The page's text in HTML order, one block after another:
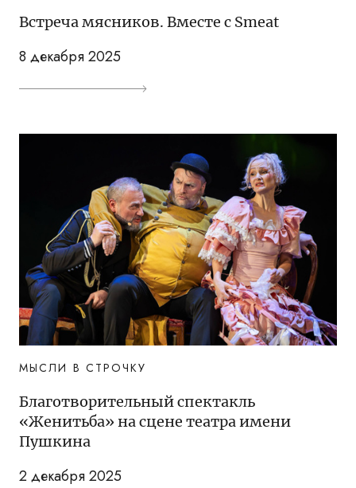
Встреча мясников. Вместе с Smeat
8 декабря 2025
МЫСЛИ В СТРОЧКУ
Благотворительный спектакль
«Женитьба» на сцене театра имени
Пушкина
2 декабря 2025